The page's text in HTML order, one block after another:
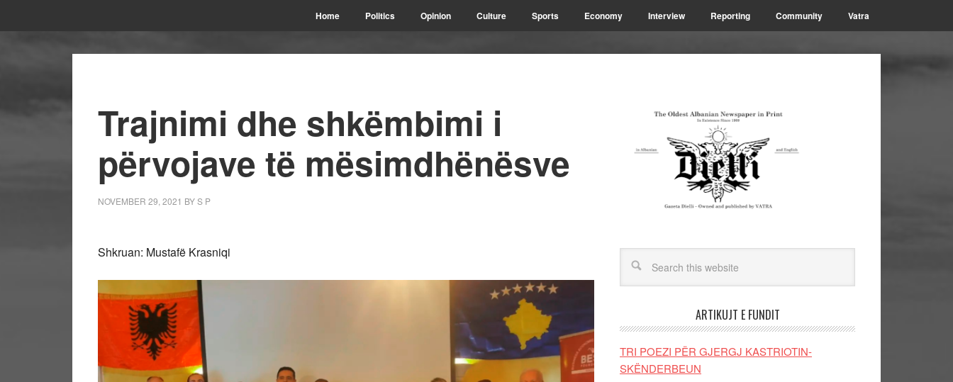
Home Politics Opinion Culture Sports Economy Interview Reporting Community Vatra
Trajnimi dhe shkëmbimi i
përvojave të mësimdhënësve
NOVEMBER 29, 2021 BYS P
Shkruan: Mustafë Krasniqi
ARTIKUJT E FUNDIT
TRI POEZI PËR GJERGJ KASTRIOTIN-
SKËNDERBEUN